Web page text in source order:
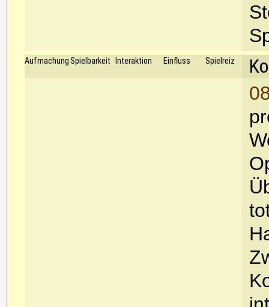
Aufmachung Spielbarkeit Interaktion Einfluss Spielreiz